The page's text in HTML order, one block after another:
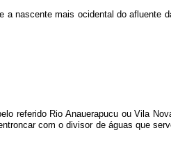
nascente mais ocidental do afluente
referido Rio Anauerapucu ou Vila
com o divisor de águas que